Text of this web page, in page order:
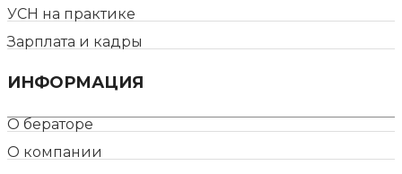
УСН на практике
Зарплата и кадры
ИНФОРМАЦИЯ
О бераторе
О компании